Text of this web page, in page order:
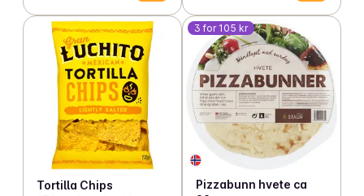
Tortilla Chips
3 for 105 kr
Pizzabunn hvete ca